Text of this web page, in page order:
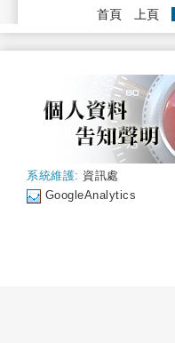
首頁 上頁
系統維護: 資訊處
GoogleAnalytics